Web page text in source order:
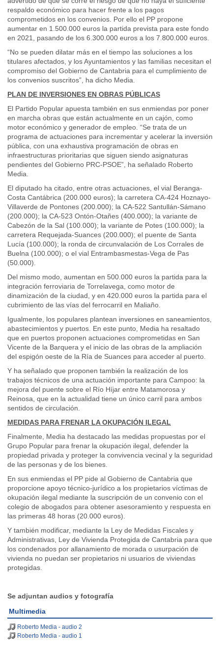
respaldo económico para hacer frente a los pagos
comprometidos en los convenios. Por ello el PP propone
aumentar en 1.500.000 euros la partida prevista para este fondo
en 2021, pasando de los 6.300.000 euros a los 7.800.000 euros.
“No se pueden dilatar más en el tiempo las soluciones a los
titulares afectados, y los Ayuntamientos y las familias necesitan el
compromiso del Gobierno de Cantabria para el cumplimiento de
los convenios suscritos”, ha dicho Media.
PLAN DE INVERSIONES EN OBRAS PÚBLICAS
El Partido Popular apuesta también en sus enmiendas por poner
en marcha obras que están actualmente en un cajón, como
motor económico y generador de empleo. “Se trata de un
programa de actuaciones para incrementar y acelerar la inversión
pública, con una exhaustiva programación de obras en
infraestructuras prioritarias que siguen siendo asignaturas
pendientes del Gobierno PRC-PSOE”, ha señalado Roberto
Media.
El diputado ha citado, entre otras actuaciones, el vial Beranga-
Costa Cantábrica (200.000 euros); la carretera CA-424 Hoznayo-
Villaverde de Pontones (200.000); la CA-522 Santullán-Sámano
(200.000); la CA-523 Ontón-Otañes (400.000); la variante de
Cabezón de la Sal (100.000); la variante de Potes (100.000); la
carretera Requejada-Suances (200.000); el puente de Santa
Lucía (100.000); la ronda de circunvalación de Los Corrales de
Buelna (100.000); o el vial Entrambasmestas-Vega de Pas
(50.000).
Del mismo modo, aumentan en 500.000 euros la partida para la
integración ferroviaria de Torrelavega, como motor de
dinamización de la ciudad, y en 420.000 euros la partida para el
cubrimiento de las vías del ferrocarril en Maliaño.
Igualmente, los populares plantean inversiones en saneamientos,
abastecimientos y puertos. En este punto, Media ha resaltado
que en puertos proponen actuaciones comprometidas en San
Vicente de la Barquera y el inicio de las obras de la ampliación
del espigón oeste de la Ría de Suances para acceder al puerto.
Y ha señalado que proponen también la realización de los
trabajos técnicos de una actuación importante para Campoo: la
mejora del puente sobre el Río Híjar entre Matamorosa y
Reinosa, que en la actualidad tiene un único carril para ambos
sentidos de circulación.
MEDIDAS PARA FRENAR LA OKUPACIÓN ILEGAL
Finalmente, Media ha destacado las medidas propuestas por el
Grupo Popular para frenar la okupación ilegal, defender la
propiedad privada y proteger la convivencia vecinal y la seguridad
de las personas y de los bienes.
En sus enmiendas el PP pide al Gobierno de Cantabria que
proporcione apoyo técnico-jurídico a los propietarios víctimas de
okupación ilegal mediante la suscripción de un convenio con el
colegio de abogados para obtener asesoramiento y respuesta en
las primeras 48 horas (20.000 euros).
Y también modificar, mediante la Ley de Medidas Fiscales y
Administrativas, Ley de Vivienda Protegida de Cantabria para que
los condenados por allanamiento de morada o usurpación de
vivienda no puedan ser propietarios ni usuarios de viviendas
protegidas.
Se adjuntan audios y fotografía
Multimedia
Roberto Media - audio 2
Roberto Media - audio 1